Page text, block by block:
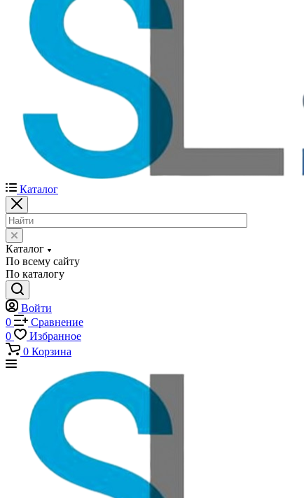
Каталог
Каталог
По всему сайту
По каталогу
Войти
0
Сравнение
0
Избранное
0 Корзина